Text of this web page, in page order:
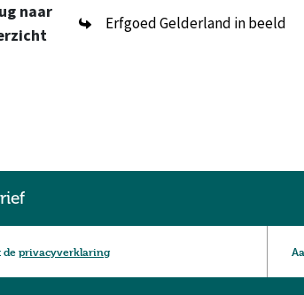
naar
Erfgoed Gelderland in beeld
deprivacyverklaring